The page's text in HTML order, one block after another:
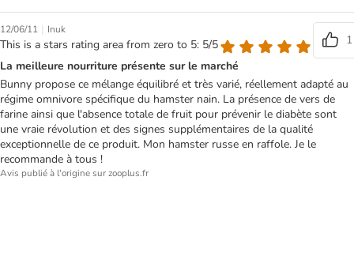
12/06/11 | Inuk
This is a stars rating area from zero to 5: 5/5
1
La meilleure nourriture présente sur le marché
Bunny propose ce mélange équilibré et très varié, réellement adapté au
régime omnivore spécifique du hamster nain. La présence de vers de
farine ainsi que l'absence totale de fruit pour prévenir le diabète sont
une vraie révolution et des signes supplémentaires de la qualité
exceptionnelle de ce produit. Mon hamster russe en raffole. Je le
recommande à tous !
Avis publié à l'origine sur zooplus.fr